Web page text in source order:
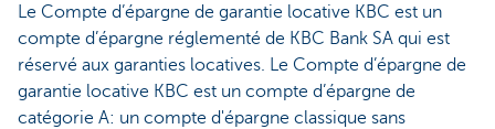
Le Compte d’épargne de garantie locative KBC est un
compte d’épargne réglementé de KBC Bank SA qui est
réservé aux garanties locatives. Le Compte d’épargne de
garantie locative KBC est un compte d’épargne de
catégorie A: un compte d'épargne classique sans